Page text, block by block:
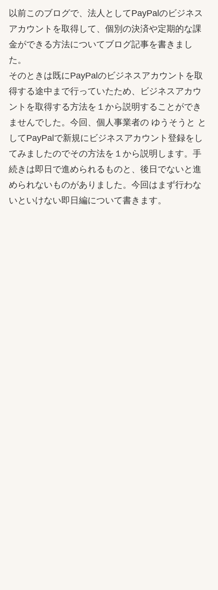
以前このブログで、法人としてPayPalのビジネス
アカウントを取得して、個別の決済や定期的な課
金ができる方法についてブログ記事を書きまし
た。
そのときは既にPayPalのビジネスアカウントを取
得する途中まで行っていたため、ビジネスアカウ
ントを取得する方法を１から説明することができ
ませんでした。今回、個人事業者の ゆうそうと と
してPayPalで新規にビジネスアカウント登録をし
てみましたのでその方法を１から説明します。手
続きは即日で進められるものと、後日でないと進
められないものがありました。今回はまず行わな
いといけない即日編について書きます。